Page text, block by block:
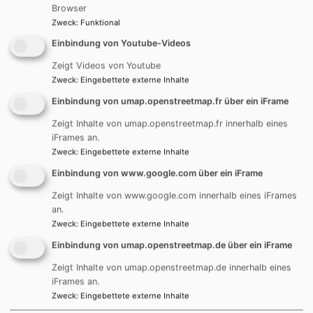
REUTTI - PFARRERINNEN UND PFARRER
Browser
Zweck: Funktional
Einbindung von Youtube-Videos
Zeigt Videos von Youtube
Zweck: Eingebettete externe Inhalte
Einbindung von umap.openstreetmap.fr über ein iFrame
Zeigt Inhalte von umap.openstreetmap.fr innerhalb eines
iFrames an.
Zweck: Eingebettete externe Inhalte
Einbindung von www.google.com über ein iFrame
Zeigt Inhalte von www.google.com innerhalb eines iFrames
an.
Zweck: Eingebettete externe Inhalte
Einbindung von umap.openstreetmap.de über ein iFrame
Zeigt Inhalte von umap.openstreetmap.de innerhalb eines
iFrames an.
Zweck: Eingebettete externe Inhalte